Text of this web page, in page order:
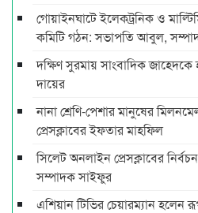
গোয়াইনঘাটে ইলেকট্রনিক ও
কমিটি গঠন: সভাপতি আবুল,
দক্ষিণ সুরমায় সাংবাদিক জাহেদকে
দায়ের
নানা শ্রেণি-পেশার মানুষের
প্রেসক্লাবের ইফতার মাহফিল
সিলেট অনলাইন প্রেসক্লাবের
সম্পাদক সাইফুর
এশিয়ান টিভির চেয়ারম্যান হলেন